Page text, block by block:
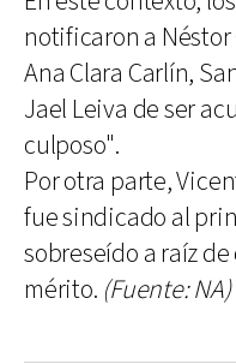
notificaron a Néstor
Ana Clara Carlín,
Jael Leiva de ser
culposo".
Por otra parte,
fue sindicado al
sobreseído a raíz
mérito. (Fuente: NA)